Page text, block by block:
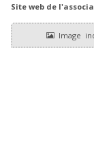
Site web de